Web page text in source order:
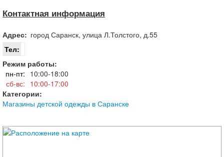
Контактная информация
Адрес: город Саранск, улица Л.Толстого, д.55
Тел:
Режим работы:
пн-пт: 10:00-18:00
сб-вс: 10:00-17:00
Категории:
Магазины детской одежды в Саранске